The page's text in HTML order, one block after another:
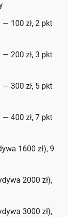
100 zł, 2 pkt
200 zł, 3 pkt
300 zł, 5 pkt
400 zł, 7 pkt
1600 zł), 9
2000 zł),
3000 zł),